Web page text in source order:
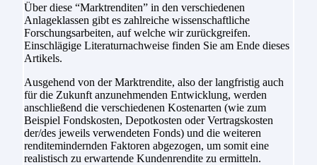
Über diese “Marktrenditen” in den verschiedenen
Anlageklassen gibt es zahlreiche wissenschaftliche
Forschungsarbeiten, auf welche wir zurückgreifen.
Einschlägige Literaturnachweise finden Sie am Ende dieses
Artikels.
Ausgehend von der Marktrendite, also der langfristig auch
für die Zukunft anzunehmenden Entwicklung, werden
anschließend die verschiedenen Kostenarten (wie zum
Beispiel Fondskosten, Depotkosten oder Vertragskosten
der/des jeweils verwendeten Fonds) und die weiteren
renditemindernden Faktoren abgezogen, um somit eine
realistisch zu erwartende Kundenrendite zu ermitteln.